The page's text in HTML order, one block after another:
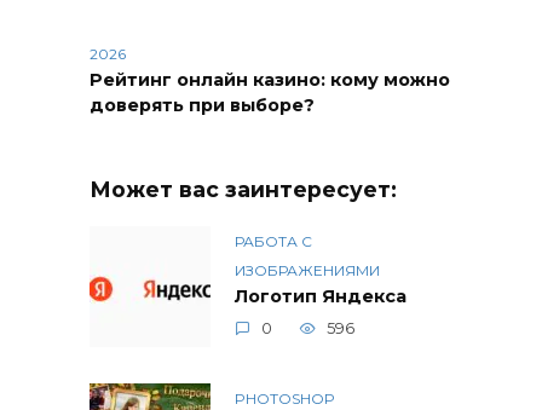
2026
Рейтинг онлайн казино: кому можно
доверять при выборе?
Может вас заинтересует:
РАБОТА С
ИЗОБРАЖЕНИЯМИ
Логотип Яндекса
0 596
PHOTOSHOP